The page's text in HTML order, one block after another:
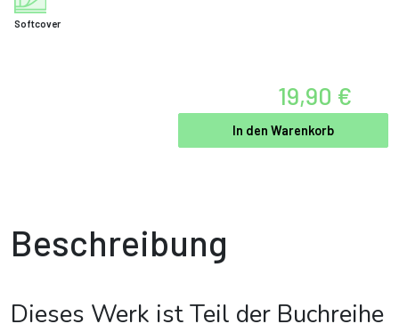
Softcover
19,90 €
In den Warenkorb
Beschreibung
Dieses Werk ist Teil der Buchreihe